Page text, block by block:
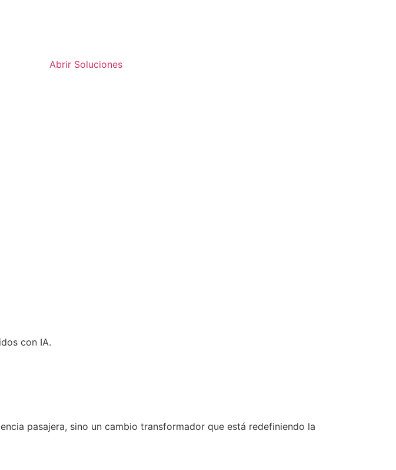
Abrir Soluciones
con IA.
pasajera, sino un cambio transformador que está redefiniendo la